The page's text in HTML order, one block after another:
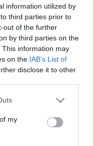
information utilized by
third parties prior to
out of the further
by third parties on the
This information may
on the IAB’s List of
disclose it to other
one or more Google
You may click to
third-party tags to
in below Google
my